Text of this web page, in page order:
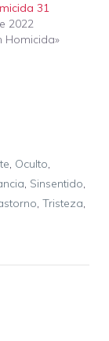
31
2022
Homicida»
, Oculto,
, Sinsentido,
, Tristeza,